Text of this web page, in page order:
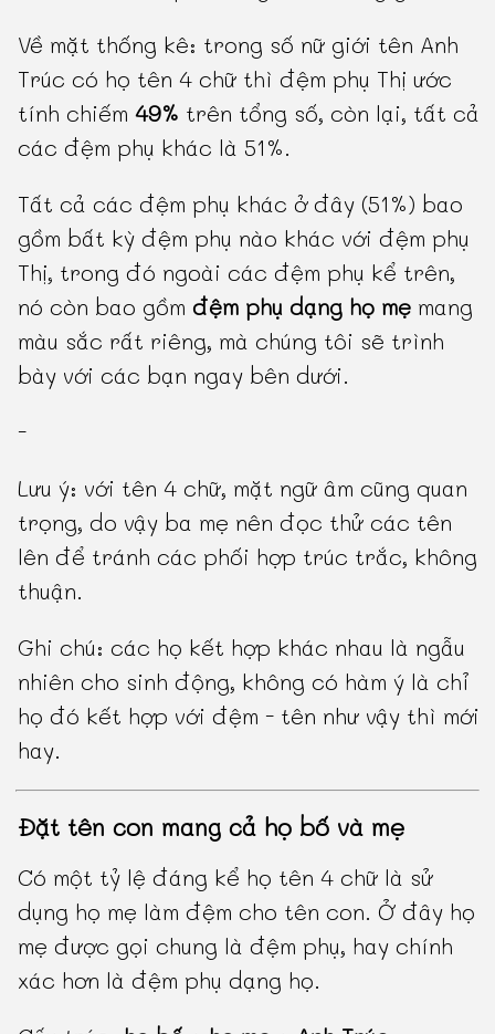
Về mặt thống kê: trong số nữ giới tên Anh
Trúc có họ tên 4 chữ thì đệm phụ Thị ước
tính chiếm49% trên tổng số, còn lại, tất cả
các đệm phụ khác là 51%.
Tất cả các đệm phụ khác ở đây (51%) bao
gồm bất kỳ đệm phụ nào khác với đệm phụ
Thị, trong đó ngoài các đệm phụ kể trên,
nó còn bao gồmđệm phụ dạng họ mẹ mang
màu sắc rất riêng, mà chúng tôi sẽ trình
bày với các bạn ngay bên dưới.
-
Lưu ý: với tên 4 chữ, mặt ngữ âm cũng quan
trọng, do vậy ba mẹ nên đọc thử các tên
lên để tránh các phối hợp trúc trắc, không
thuận.
Ghi chú: các họ kết hợp khác nhau là ngẫu
nhiên cho sinh động, không có hàm ý là chỉ
họ đó kết hợp với đệm - tên như vậy thì mới
hay.
Đặt tên con mang cả họ bố và mẹ
Có một tỷ lệ đáng kể họ tên 4 chữ là sử
dụng họ mẹ làm đệm cho tên con. Ở đây họ
mẹ được gọi chung là đệm phụ, hay chính
xác hơn là đệm phụ dạng họ.